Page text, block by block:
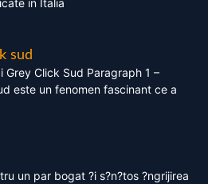
in Italia
sud
Grey Click Sud Paragraph 1 –
este un fenomen fascinant ce a
un par bogat ?i s?n?tos ?ngrijirea